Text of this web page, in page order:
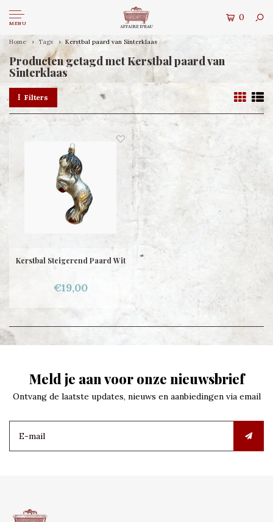
MENU
0
Home Tags Kerstbal paard van Sinterklaas
Producten getagd met Kerstbal paard van
Sinterklaas
Filters
Kerstbal Steigerend Paard Wit
€19,00
Meld je aan voor onze nieuwsbrief
Ontvang de laatste updates, nieuws en aanbiedingen via email